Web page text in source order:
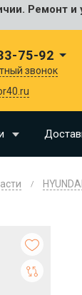
Ремонт
75-92
звонок
HYUNDAI